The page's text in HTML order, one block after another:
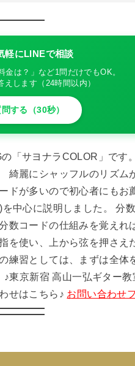
軽にLINEで相談
金は？」など1問だけでもOK。
します（24時間以内）
する（30秒）
「サヨナラCOLOR」です
綺麗にシャッフルのリズム
ドが多いので初心者にもお
中心に説明しました。 分
数コードの仕組みを覚えれ
を使い、上から弦を押さえ
練習としては、まずは全体
京新宿 高山一弘ギター
せはこちら♪ お問い合わせ